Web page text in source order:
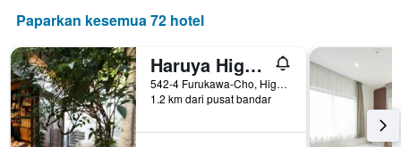
Paparkan kesemua 72 hotel
Haruya Higashiyama - Hostel
542-4 Furukawa-Cho, Higashiyama-ku, Kyoto, Jepun
1.2 km dari pusat bandar